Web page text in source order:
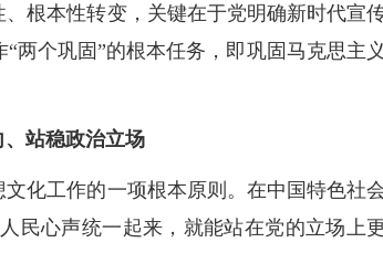
根本性转变，关键在于党明确新时代宣
两个巩固”的根本任务，即巩固马克思主义
站稳政治立场
化工作的一项根本原则。在中国特色社
民心声统一起来，就能站在党的立场上